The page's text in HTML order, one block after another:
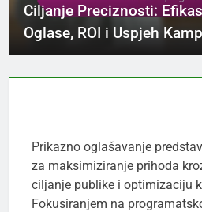
Ciljanje Preciznosti:
Oglase, ROI i Uspjeh
Prikazno oglašavanje
za maksimiziranje prihoda
ciljanje publike i optimizaciju
Fokusiranjem na